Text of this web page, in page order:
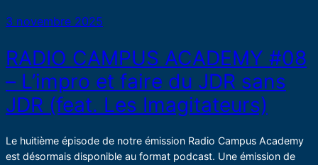
3 novembre 2025
RADIO CAMPUS ACADEMY #08
– L’impro et faire du JDR sans
JDR (feat. Les Imagitateurs)
Le huitième épisode de notre émission Radio Campus Academy
est désormais disponible au format podcast. Une émission de